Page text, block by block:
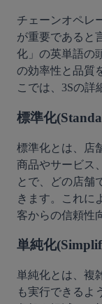
チェーンオペレ
が重要であると
化」の英単語の
の効率性と品質
標準化
標準化とは、店
商品やサービス
とで、どの店舗
きます。これに
客からの信頼性
単純化
単純化とは、複
も実行できるよ